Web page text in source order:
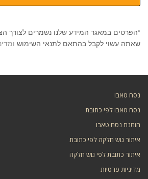
*הפרטים במאגר המידע שלנו נשמרים לצורך
שאתה עשוי לקבל בהתאם לתנאי השימוש
נסח טאבו
נסח טאבו לפי כתובת
הזמנת נסח טאבו
איתור גוש חלקה לפי כתובת
איתור כתובת לפי גוש חלקה
מדיניות פרטיות